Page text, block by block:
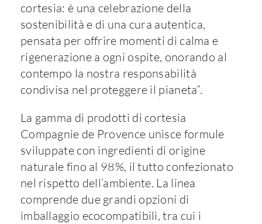
cortesia: è una celebrazione della
sostenibilità e di una cura autentica,
pensata per offrire momenti di calma e
rigenerazione a ogni ospite, onorando al
contempo la nostra responsabilità
condivisa nel proteggere il pianeta”.
La gamma di prodotti di cortesia
Compagnie de Provence unisce formule
sviluppate con ingredienti di origine
naturale fino al 98%, il tutto confezionato
nel rispetto dell’ambiente. La linea
comprende due grandi opzioni di
imballaggio ecocompatibili, tra cui i